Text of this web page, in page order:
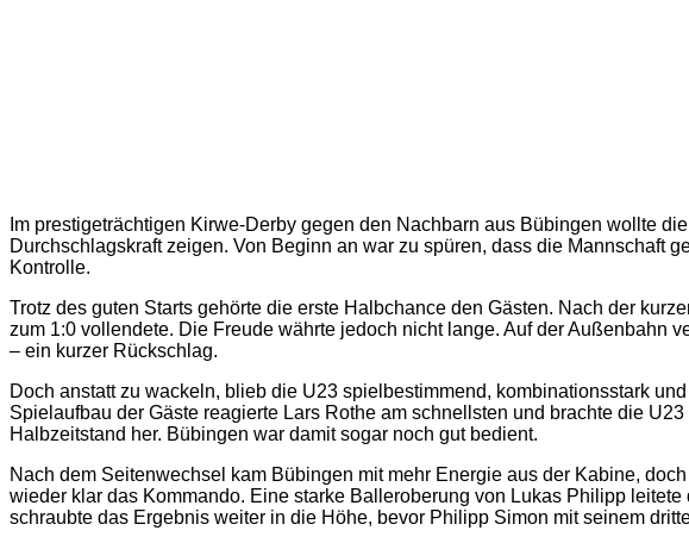
Im prestigeträchtigen Kirwe-Derby gegen den Nachbarn aus Bübingen wollte
Durchschlagskraft zeigen. Von Beginn an war zu spüren, dass die Mannschaft
Kontrolle.
Trotz des guten Starts gehörte die erste Halbchance den Gästen. Nach der
zum 1:0 vollendete. Die Freude währte jedoch nicht lange. Auf der Außenbahn
– ein kurzer Rückschlag.
Doch anstatt zu wackeln, blieb die U23 spielbestimmend, kombinationsstark
Spielaufbau der Gäste reagierte Lars Rothe am schnellsten und brachte die
Halbzeitstand her. Bübingen war damit sogar noch gut bedient.
Nach dem Seitenwechsel kam Bübingen mit mehr Energie aus der Kabine,
wieder klar das Kommando. Eine starke Balleroberung von Lukas Philipp
schraubte das Ergebnis weiter in die Höhe, bevor Philipp Simon mit seinem